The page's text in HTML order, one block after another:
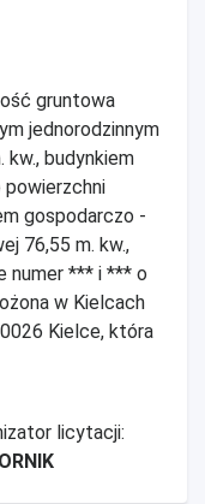
gruntowa
jednorodzinnym
budynkiem
powierzchni
gospodarczo -
76,55 m. kw.,
numer *** i *** o
w Kielcach
Kielce, która
licytacji: